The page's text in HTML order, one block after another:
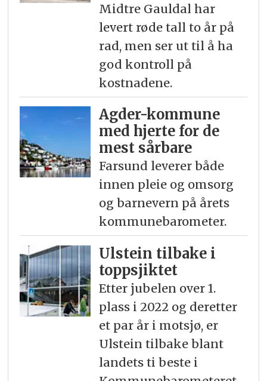
Midtre Gauldal har
levert røde tall to år på
rad, men ser ut til å ha
god kontroll på
kostnadene.
Agder-kommune
med hjerte for de
mest sårbare
Farsund leverer både
innen pleie og omsorg
og barnevern på årets
kommunebarometer.
Ulstein tilbake i
toppsjiktet
Etter jubelen over 1.
plass i 2022 og deretter
et par år i motsjø, er
Ulstein tilbake blant
landets ti beste i